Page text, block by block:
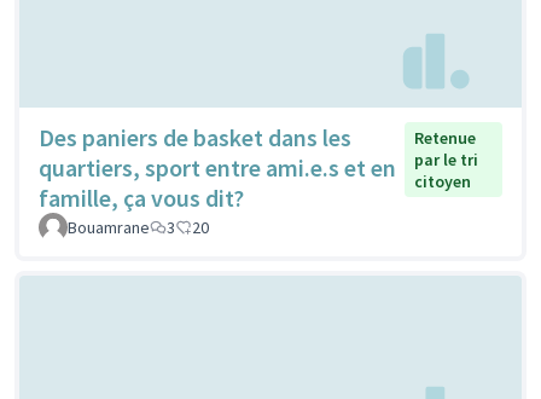
Des paniers de basket dans les
quartiers, sport entre ami.e.s et en
famille, ça vous dit?
Retenue
par le tri
citoyen
Bouamrane 3 20